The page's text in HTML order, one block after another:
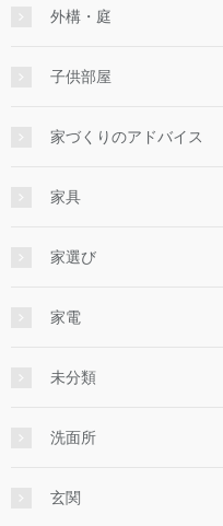
外構・庭
子供部屋
家づくりのアドバイス
家具
家選び
家電
未分類
洗面所
玄関